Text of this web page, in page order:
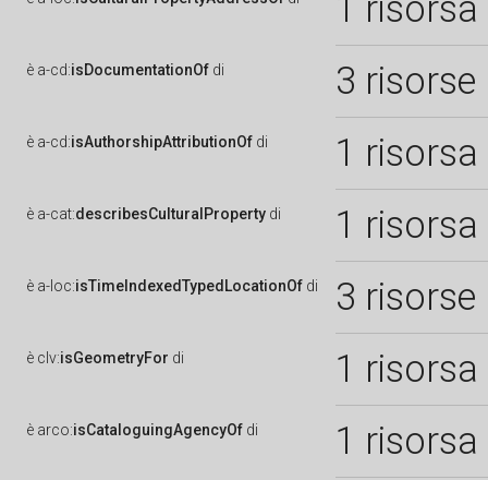
1 risorsa
è a-cd:isDocumentationOf di 3 risorse
è a-cd:isAuthorshipAttributionOf di 1 risorsa
è a-cat:describesCulturalProperty di 1 risorsa
è a-loc:isTimeIndexedTypedLocationOf di 3 risorse
è clv:isGeometryFor di 1 risorsa
è arco:isCataloguingAgencyOf di 1 risorsa